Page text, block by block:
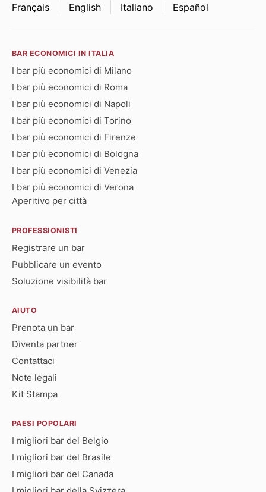
Français English Italiano Español
BAR ECONOMICI IN ITALIA
I bar più economici di Milano
I bar più economici di Roma
I bar più economici di Napoli
I bar più economici di Torino
I bar più economici di Firenze
I bar più economici di Bologna
I bar più economici di Venezia
I bar più economici di Verona
Aperitivo per città
PROFESSIONISTI
Registrare un bar
Pubblicare un evento
Soluzione visibilità bar
AIUTO
Prenota un bar
Diventa partner
Contattaci
Note legali
Kit Stampa
PAESI POPOLARI
I migliori bar del Belgio
I migliori bar del Brasile
I migliori bar del Canada